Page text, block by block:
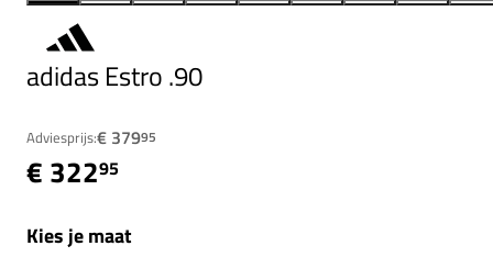
adidas Estro .90
Adviesprijs:€ 37995
€ 32295
Kies je maat